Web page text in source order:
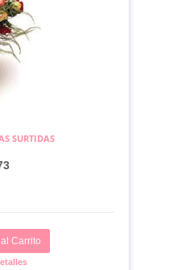
SURTIDAS
Carrito